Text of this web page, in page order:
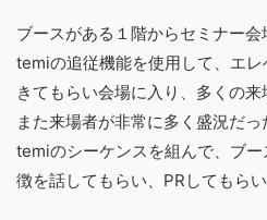
ブースがある１階からセミナー会
temiの追従機能を使用して、エ
きてもらい会場に入り、多くの来
また来場者が非常に多く盛況だっ
temiのシーケンスを組んで、ブ
徴を話してもらい、PRしてもらい